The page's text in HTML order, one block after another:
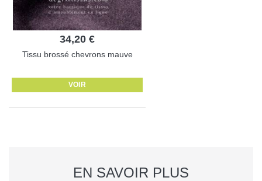
34,20 €
Tissu brossé chevrons mauve
VOIR
EN SAVOIR PLUS